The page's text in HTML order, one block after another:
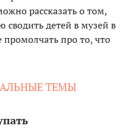
рассказать о том,
детей в музей в
про то, что
ТЕМЫ